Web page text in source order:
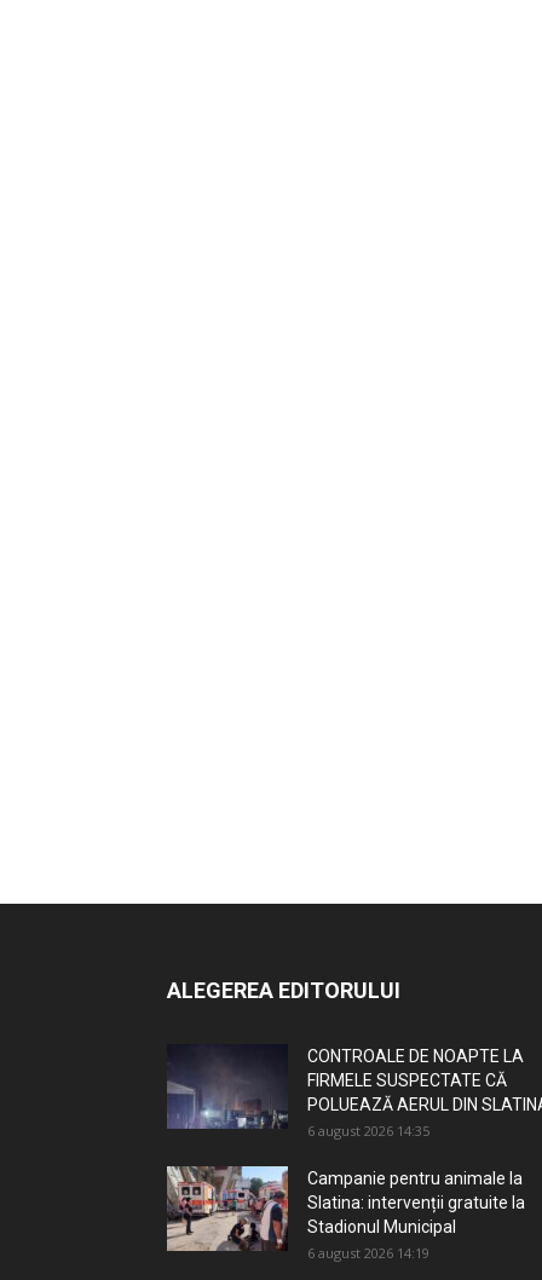
ALEGEREA EDITORULUI
CONTROALE DE NOAPTE LA
FIRMELE SUSPECTATE CĂ
POLUEAZĂ AERUL DIN
6 august 2026 14:35
Campanie pentru animale la
Slatina: intervenții gratuite la
Stadionul Municipal
6 august 2026 14:19